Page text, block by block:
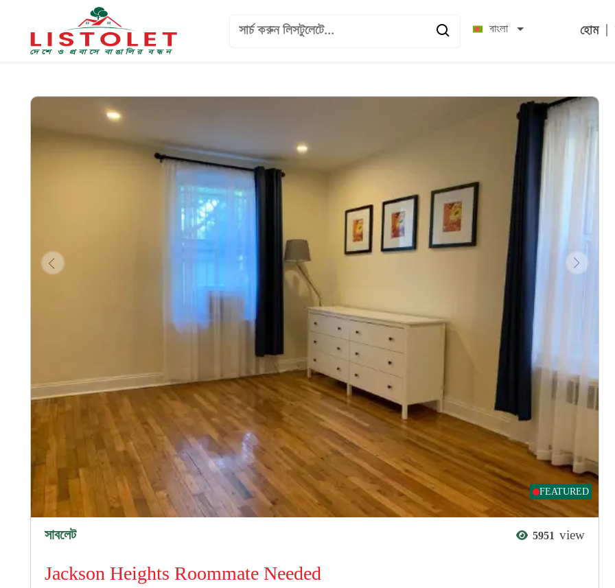
বাংলা হোম
FEATURED
সাবলেট 5951 view
Jackson Heights Roommate Needed